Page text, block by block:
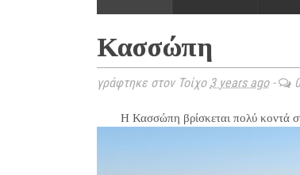
Κασσώπη
γράφτηκε στον Τοίχο 3 years ago-
Η Κασσώπη βρίσκεται πολύ κοντά